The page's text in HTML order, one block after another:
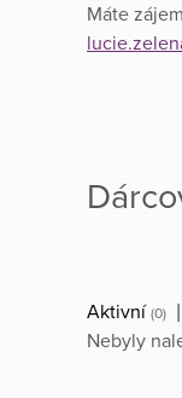
Máte
Aktivní (0)
Nebyly